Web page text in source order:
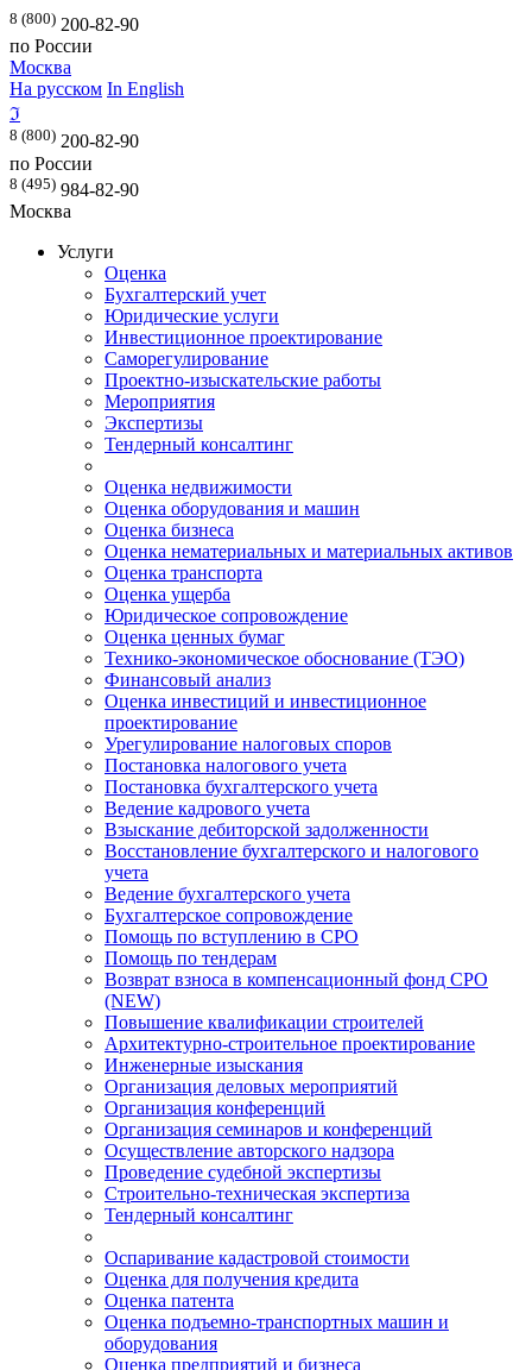
8 (800) 200-82-90
по России
Москва
На русском In English
ℑ
8 (800) 200-82-90
по России
8 (495) 984-82-90
Москва
Услуги
Оценка
Бухгалтерский учет
Юридические услуги
Инвестиционное проектирование
Саморегулирование
Проектно-изыскательские работы
Мероприятия
Экспертизы
Тендерный консалтинг
Оценка недвижимости
Оценка оборудования и машин
Оценка бизнеса
Оценка нематериальных и материальных активов
Оценка транспорта
Оценка ущерба
Юридическое сопровождение
Оценка ценных бумаг
Технико-экономическое обоснование (ТЭО)
Финансовый анализ
Оценка инвестиций и инвестиционное
проектирование
Урегулирование налоговых споров
Постановка налогового учета
Постановка бухгалтерского учета
Ведение кадрового учета
Взыскание дебиторской задолженности
Восстановление бухгалтерского и налогового
учета
Ведение бухгалтерского учета
Бухгалтерское сопровождение
Помощь по вступлению в СРО
Помощь по тендерам
Возврат взноса в компенсационный фонд СРО
(NEW)
Повышение квалификации строителей
Архитектурно-строительное проектирование
Инженерные изыскания
Организация деловых мероприятий
Организация конференций
Организация семинаров и конференций
Осуществление авторского надзора
Проведение судебной экспертизы
Строительно-техническая экспертиза
Тендерный консалтинг
Оспаривание кадастровой стоимости
Оценка для получения кредита
Оценка патента
Оценка подъемно-транспортных машин и
оборудования
Оценка предприятий и бизнеса